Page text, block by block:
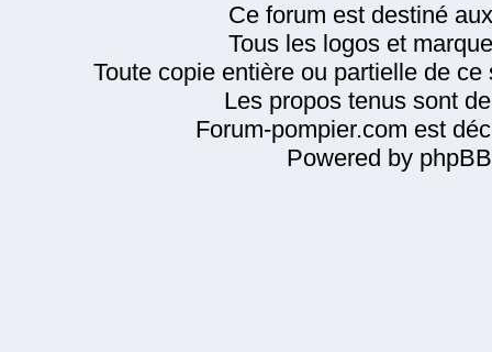
Ce forum est destiné
Tous les logos et
Toute copie entière ou partielle de
Les propos tenus sont
Forum-pompier.com est
Powered by